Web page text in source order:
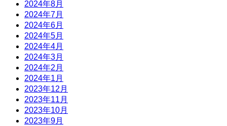
2024年8月
2024年7月
2024年6月
2024年5月
2024年4月
2024年3月
2024年2月
2024年1月
2023年12月
2023年11月
2023年10月
2023年9月